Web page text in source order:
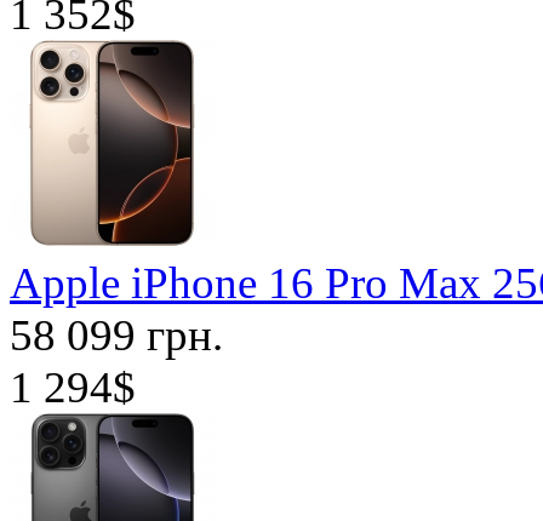
1 352$
Apple iPhone 16 Pro Max
58 099 грн.
1 294$